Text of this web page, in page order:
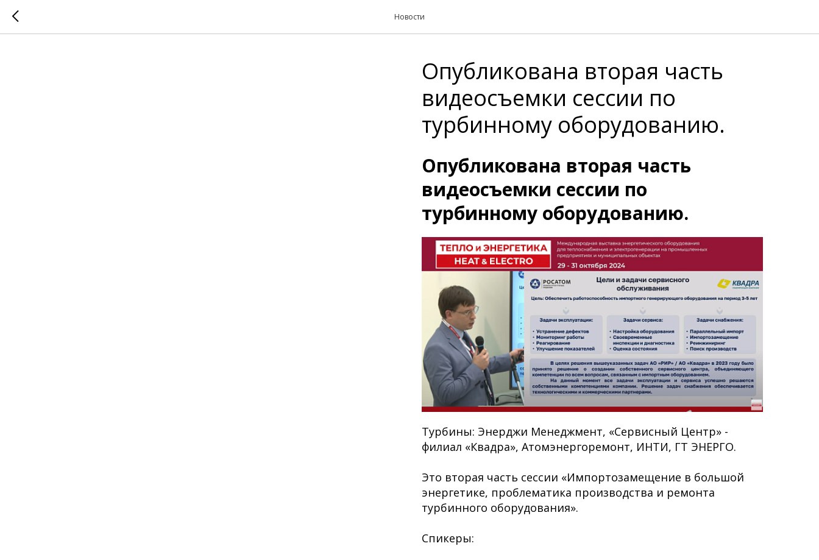
Новости
Опубликована вторая часть
видеосъемки сессии по
турбинному оборудованию.
Опубликована вторая часть
видеосъемки сессии по
турбинному оборудованию.
Турбины: Энерджи Менеджмент, «Сервисный Центр» -
филиал «Квадра», Атомэнергоремонт, ИНТИ, ГТ ЭНЕРГО.
Это вторая часть сессии «Импортозамещение в большой
энергетике, проблематика производства и ремонта
турбинного оборудования».
Спикеры: